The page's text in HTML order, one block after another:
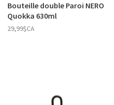
Bouteille double Paroi NERO
Quokka 630ml
29,99$CA